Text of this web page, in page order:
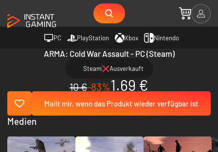
PC PlayStation Xbox Nintendo
ARMA: Cold War Assault - PC (Steam)
Steam Ausverkauft
10 €-83%1.69 €
Mailt mir, wenn das Produkt wieder verfügbar ist
Medien